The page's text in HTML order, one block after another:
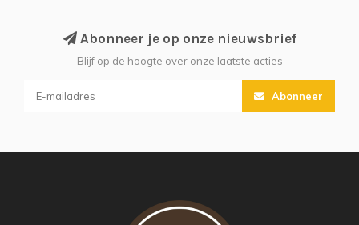
Abonneer je op onze nieuwsbrief
Blijf op de hoogte over onze laatste acties
Abonneer